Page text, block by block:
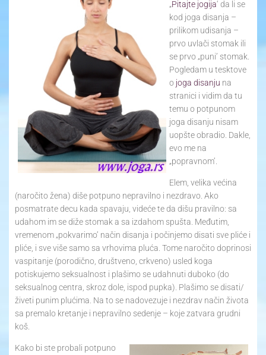
Yoga Travel
Blog
Joga
Kontakt
„Pitajte jogija‘ da li se
kod joga disanja –
prilikom udisanja –
prvo uvlači stomak ili
se prvo „puni’ stomak.
Pogledam u tesktove
o joga disanju na
stranici i vidim da tu
temu o potpunom
joga disanju nisam
uopšte obradio. Dakle,
evo me na
„popravnom’.
Elem, velika većina
(naročito žena) diše potpuno nepravilno i nezdravo. Ako
posmatrate decu kada spavaju, videće te da dišu pravilno: sa
udahom im se diže stomak a sa izdahom spušta. Međutim,
vremenom „pokvarimo’ način disanja i počinjemo disati sve pliće i
pliće, i sve više samo sa vrhovima pluća. Tome naročito doprinosi
vaspitanje (porodično, društveno, crkveno) usled koga
potiskujemo seksualnost i plašimo se udahnuti duboko (do
seksualnog centra, skroz dole, ispod pupka). Plašimo se disati/
živeti punim plućima. Na to se nadovezuje i nezdrav način života
sa premalo kretanje i nepravilno sedenje – koje zatvara grudni
koš.
Kako bi ste probali potpuno